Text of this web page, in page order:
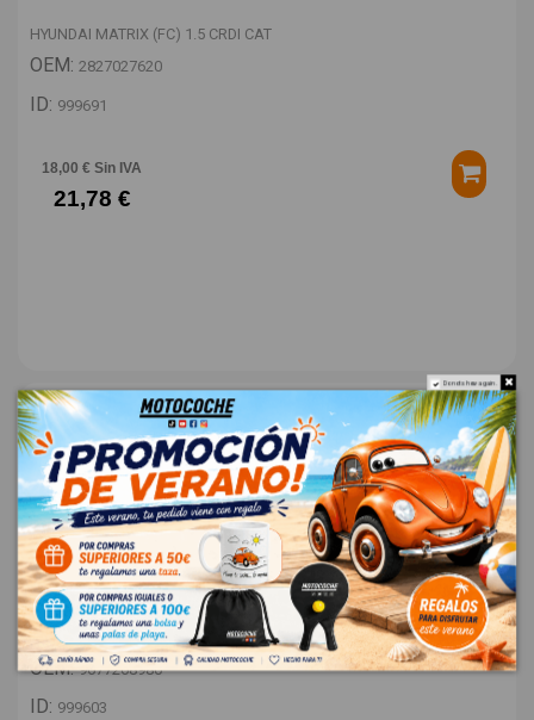
HYUNDAI MATRIX (FC) 1.5 CRDI CAT
OEM: 2827027620
ID: 999691
18,00 € Sin IVA
21,78 €
TAPA EXTERIOR COMBUSTIBLE 9677268980
PEUGEOT 308 STYLE
OEM:9677268980
ID: 999603
Do not show again.